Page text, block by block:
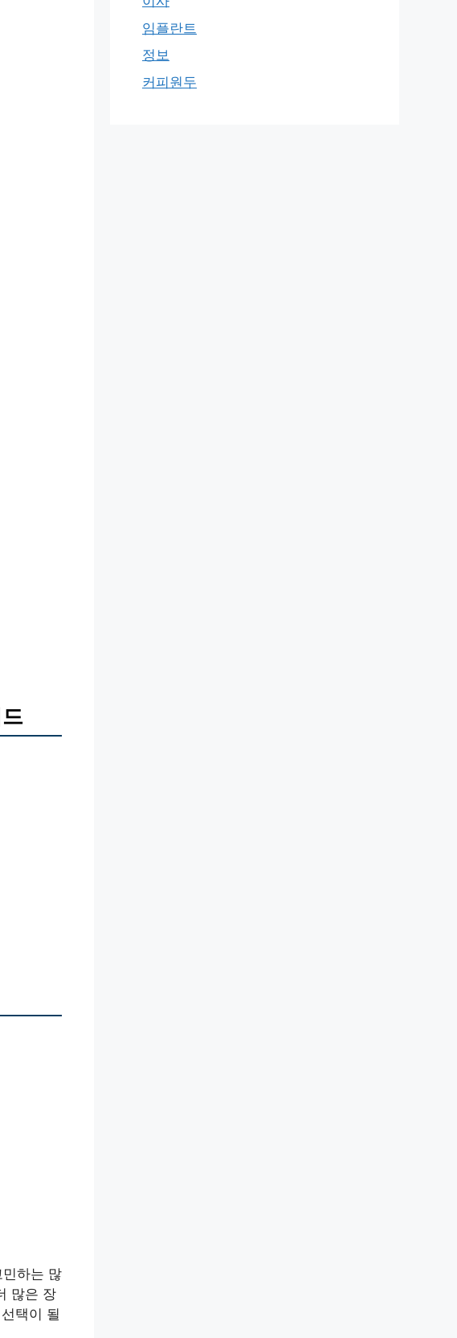
하는 많
많은 장
택이 될
임플란트
정보
커피원두